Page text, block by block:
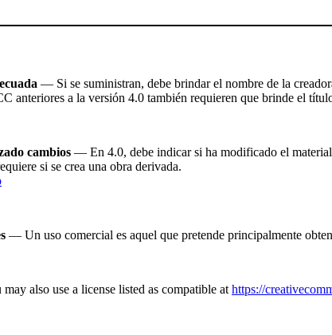
— Si se suministran, debe brindar el nombre de la
anteriores a la versión 4.0 también requieren que brinde el
cambios — En 4.0, debe indicar si ha modificado el
si se crea una obra derivada.
— Un uso comercial es aquel que pretende principalmente
also use a license listed as compatible at https://